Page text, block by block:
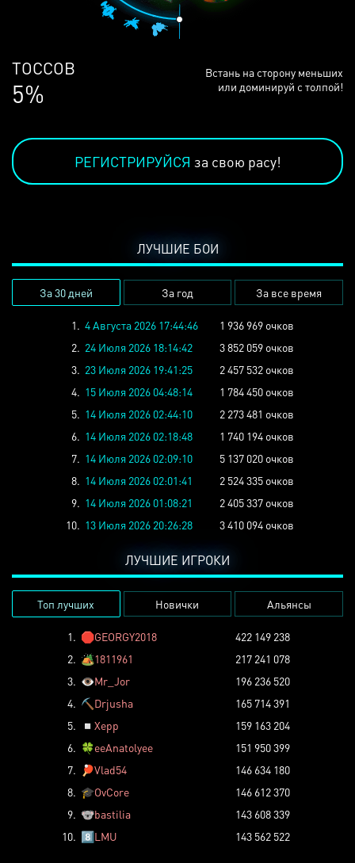
ЛЮДЕЙ
68%
Встань на сторону меньших
или доминируй с толпой!
РЕГИСТРИРУЙСЯ за свою расу!
ЛУЧШИЕ БОИ
За 30 дней За год За все время
1. 4 Августа 2026 17:44:46
1 936 969 очков
2. 24 Июля 2026 18:14:42
3 852 059 очков
3. 23 Июля 2026 19:41:25
2 457 532 очков
4. 15 Июля 2026 04:48:14
1 784 450 очков
5. 14 Июля 2026 02:44:10
2 273 481 очков
6. 14 Июля 2026 02:18:48
1 740 194 очков
7. 14 Июля 2026 02:09:10
5 137 020 очков
8. 14 Июля 2026 02:01:41
2 524 335 очков
9. 14 Июля 2026 01:08:21
2 405 337 очков
10. 13 Июля 2026 20:26:28 3 410 094 очков
ЛУЧШИЕ ИГРОКИ
Топ лучших Новички Альянсы
1. 🛑GEORGY2018
422 149 238
2. 🏕️1811961
217 241 078
3. 👁️Mr_Jor
196 236 520
4. ⛏️ Drjusha
165 714 391
5.
◽ Xepp
159 163 204
6. 🍀eeAnatolyee
151 950 399
7.
🏓Vlad54
146 634 180
8. 🎓OvCore
146 612 370
9. 🐨bastilia
143 608 339
10. 8️⃣LMU 143 562 522